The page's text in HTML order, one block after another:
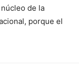
de la
porque el